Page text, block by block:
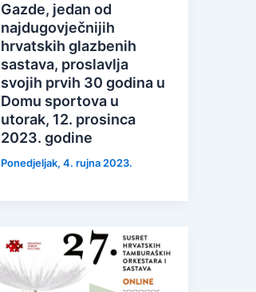
Gazde, jedan od
najdugovječnijih
hrvatskih glazbenih
sastava, proslavlja
svojih prvih 30 godina u
Domu sportova u
utorak, 12. prosinca
2023. godine
Ponedjeljak, 4. rujna 2023.